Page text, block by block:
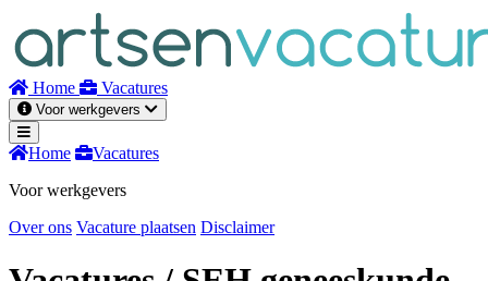
inhoud
Home Vacatures
Voor werkgevers
Home
Vacatures
Voor werkgevers
Over ons Vacature plaatsen Disclaimer